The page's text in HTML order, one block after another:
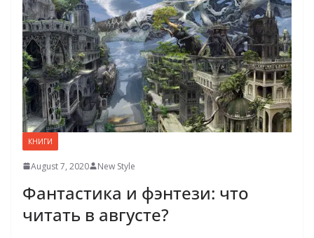
КНИГИ
August 7, 2020 New Style
Фантастика и фэнтези: что
читать в августе?